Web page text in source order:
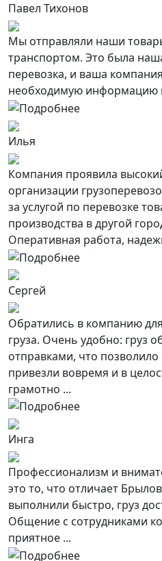
Павел Тихонов
Мы отправляли наши
транспортом. Это была
перевозка, и ваша
необходимую информацию
Илья
Компания проявила
организации
за услугой по перевозке
производства в другой
Оперативная работа,
Сергей
Обратились в компанию
груза. Очень удобно: груз
отправками, что
привезли вовремя и в
грамотно ...
Инга
Профессионализм и
это то, что отличает
выполнили быстро, груз
Общение с сотрудниками
приятное ...